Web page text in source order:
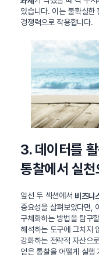
있습니다. 이는 불확실한
경쟁력으로 작용합니다.
3. 데이터를
통찰에서 실천
앞선 두 섹션에서 비즈니
중요성을 살펴보았다면,
구체화하는 방법을 탐구
해석하는 도구에 그치지
강화하는 전략적 자산으
얻은 통찰을 어떻게 실행